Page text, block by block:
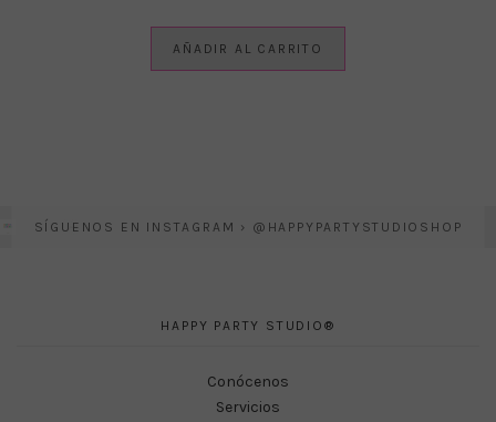
AÑADIR AL CARRITO
SÍGUENOS EN INSTAGRAM › @HAPPYPARTYSTUDIOSHOP
HAPPY PARTY STUDIO®
Conócenos
Servicios